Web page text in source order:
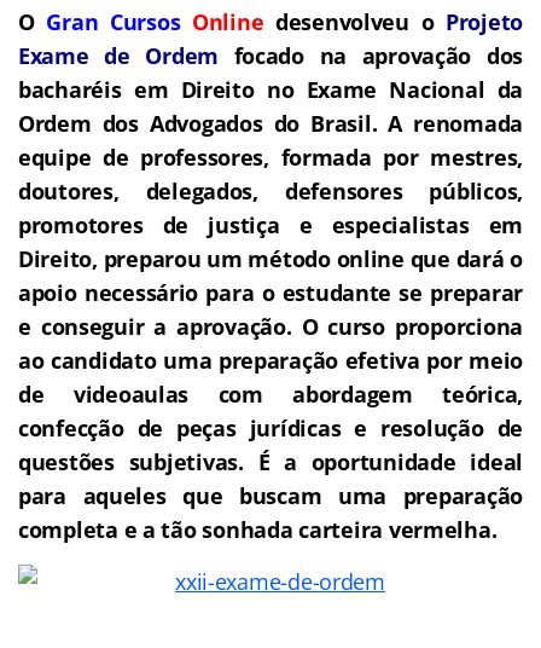
O Gran Cursos Online desenvolveu o Projeto
Exame de Ordem focado na aprovação dos
bacharéis em Direito no Exame Nacional da
Ordem dos Advogados do Brasil. A renomada
equipe de professores, formada por mestres,
doutores, delegados, defensores públicos,
promotores de justiça e especialistas em
Direito, preparou um método online que dará o
apoio necessário para o estudante se preparar
e conseguir a aprovação. O curso proporciona
ao candidato uma preparação efetiva por meio
de videoaulas com abordagem teórica,
confecção de peças jurídicas e resolução de
questões subjetivas. É a oportunidade ideal
para aqueles que buscam uma preparação
completa e a tão sonhada carteira vermelha.